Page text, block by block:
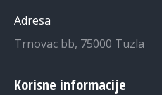
Adresa
Trnovac bb, 75000 Tuzla
Korisne informacije